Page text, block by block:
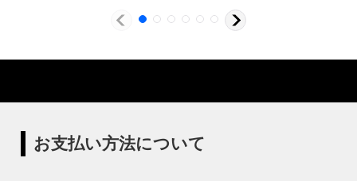
製造からアフターフォローまで自店で行う一貫
ハイロミドットコムでは、アンティーク照明のリメイクやオ
ています。ハンドメイドによる小規模生産により、他にはな
い渋くてかっこいいヴィンテージスタイル照明をご提案して
縁体）が使われていることです。エジソンが電球を発明した
100年以上前からこの形状は変わらず、現地アメリカで今な
お支払い方法について